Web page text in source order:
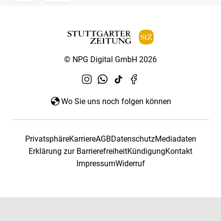
© NPG Digital GmbH 2026
Wo Sie uns noch folgen können
PrivatsphäreKarriereAGBDatenschutzMediadaten
Erklärung zur BarrierefreiheitKündigungKontakt
ImpressumWiderruf